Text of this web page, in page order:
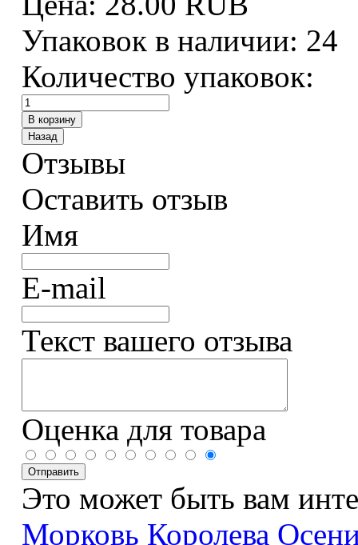
Упаковок в наличии: 24
Количество упаковок:
Отзывы
Оставить отзыв
Имя
E-mail
Текст вашего отзыва
Оценка для товара
Это может быть вам
Морковь Королева